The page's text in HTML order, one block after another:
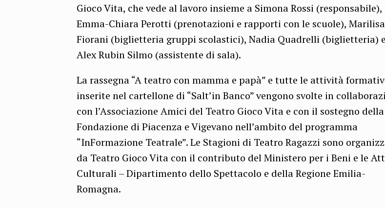
Gioco Vita, che vede al lavoro insieme a Simona Rossi (responsabile),
Emma-Chiara Perotti (prenotazioni e rapporti con le scuole), Marilisa
Fiorani (biglietteria gruppi scolastici), Nadia Quadrelli (biglietteria) e
Alex Rubin Silmo (assistente di sala).
La rassegna “A teatro con mamma e papà” e tutte le attività
inserite nel cartellone di “Salt’in Banco” vengono svolte in
con l’Associazione Amici del Teatro Gioco Vita e con il sostegno della
Fondazione di Piacenza e Vigevano nell’ambito del programma
“InFormazione Teatrale”. Le Stagioni di Teatro Ragazzi sono
da Teatro Gioco Vita con il contributo del Ministero per i Beni e le
Culturali – Dipartimento dello Spettacolo e della Regione Emilia-
Romagna.